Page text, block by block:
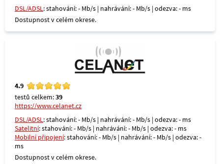
DSL/ADSL: stahování: - Mb/s | nahrávání: - Mb/s | odezva: - ms
Dostupnost v celém okrese.
4.9
testů celkem:39
https://www.celanet.cz
DSL/ADSL: stahování: - Mb/s | nahrávání: - Mb/s | odezva: - ms
Satelitní: stahování: - Mb/s | nahrávání: - Mb/s | odezva: - ms
Mobilní připojení: stahování: - Mb/s | nahrávání: - Mb/s | odezva: -
ms
Dostupnost v celém okrese.